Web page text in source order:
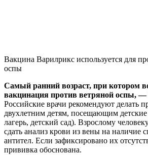
Вакцина Варилрикс используется для
оспы
Самый ранний возраст, при котором
вакцинация против ветряной оспы, —
Российские врачи рекомендуют делать
двухлетним детям, посещающим
лагерь, детский сад). Взрослому
сдать анализ крови из вены на наличие
антител. Если зафиксировано их
прививка обоснована.